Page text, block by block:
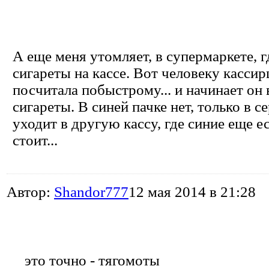
А еще меня утомляет, в супермаркете,
сигареты на кассе. Вот человеку
посчитала побыстрому... и начинает он
сигареты. В синей пачке нет, только в
уходит в другую кассу, где синие еще
стоит...
Автор: Shandor77712 мая 2014 в 21:28
это точно - тягомоты